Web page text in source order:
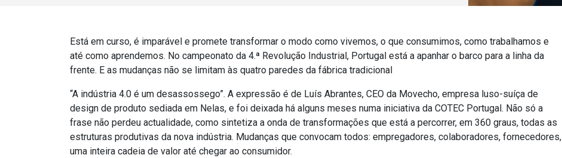
Está em curso, é imparável e promete transformar o modo como vivemos, o que consumimos, como trabalhamos e
até como aprendemos. No campeonato da 4.ª Revolução Industrial, Portugal está a apanhar o barco para a linha da
frente. E as mudanças não se limitam às quatro paredes da fábrica tradicional
“A indústria 4.0 é um desassossego”. A expressão é de Luís Abrantes, CEO da Movecho, empresa luso-suíça de
design de produto sediada em Nelas, e foi deixada há alguns meses numa iniciativa da COTEC Portugal. Não só a
frase não perdeu actualidade, como sintetiza a onda de transformações que está a percorrer, em 360 graus, todas as
estruturas produtivas da nova indústria. Mudanças que convocam todos: empregadores, colaboradores, fornecedores,
uma inteira cadeia de valor até chegar ao consumidor.